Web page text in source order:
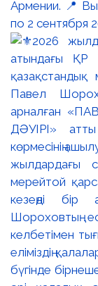
Армении. 📍
по 2 сентября